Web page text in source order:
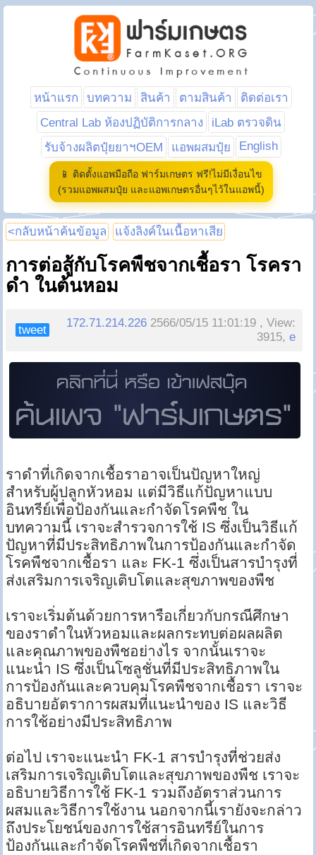
หน้าแรก บทความ สินค้า ตามสินค้า
ติดต่อเรา
Central Lab ห้องปฏิบัติการกลาง
iLab ตรวจดิน
รับจ้างผลิตปุ๋ยยาฯOEM
แอพผสมปุ๋ย English
📱 ติดตั้งแอพมือถือ ฟาร์มเกษตร ฟรี!ไม่มีเงื่อนไข
(รวมแอพผสมปุ๋ย และแอพเกษตรอื่นๆไว้ในแอพนี้)
<กลับหน้าค้นข้อมูล แจ้งลิงค์ในเนื้อหาเสีย
การต่อสู้กับโรคพืชจากเชื้อรา โรครา
ดำ ในต้นหอม
tweet
172.71.214.226 2566/05/15 11:01:19 , View:
3915,e
ราดำที่เกิดจากเชื้อราอาจเป็นปัญหาใหญ่
สำหรับผู้ปลูกหัวหอม แต่มีวิธีแก้ปัญหาแบบ
อินทรีย์เพื่อป้องกันและกำจัดโรคพืช ใน
บทความนี้ เราจะสำรวจการใช้ IS ซึ่งเป็นวิธีแก้
ปัญหาที่มีประสิทธิภาพในการป้องกันและกำจัด
โรคพืชจากเชื้อรา และ FK-1 ซึ่งเป็นสารบำรุงที่
ส่งเสริมการเจริญเติบโตและสุขภาพของพืช
เราจะเริ่มต้นด้วยการหารือเกี่ยวกับกรณีศึกษา
ของราดำในหัวหอมและผลกระทบต่อผลผลิต
และคุณภาพของพืชอย่างไร จากนั้นเราจะ
แนะนำ IS ซึ่งเป็นโซลูชั่นที่มีประสิทธิภาพใน
การป้องกันและควบคุมโรคพืชจากเชื้อรา เราจะ
อธิบายอัตราการผสมที่แนะนำของ IS และวิธี
การใช้อย่างมีประสิทธิภาพ
ต่อไป เราจะแนะนำ FK-1 สารบำรุงที่ช่วยส่ง
เสริมการเจริญเติบโตและสุขภาพของพืช เราจะ
อธิบายวิธีการใช้ FK-1 รวมถึงอัตราส่วนการ
ผสมและวิธีการใช้งาน นอกจากนี้เรายังจะกล่าว
ถึงประโยชน์ของการใช้สารอินทรีย์ในการ
ป้องกันและกำจัดโรคพืชที่เกิดจากเชื้อรา